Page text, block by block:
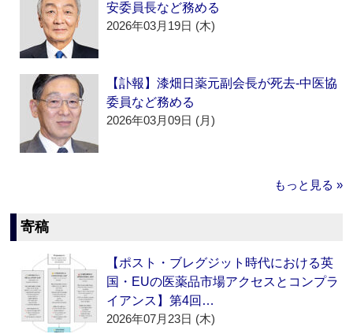
安委員長など務める
2026年03月19日 (木)
【訃報】漆畑日薬元副会長が死去‐中医協
委員など務める
2026年03月09日 (月)
もっと見る »
寄稿
【ポスト・ブレグジット時代における英
国・EUの医薬品市場アクセスとコンプラ
イアンス】第4回…
2026年07月23日 (木)